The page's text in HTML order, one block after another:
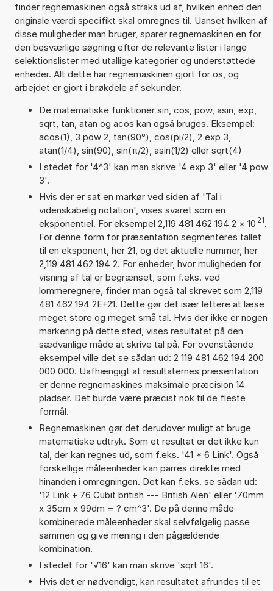
finder regnemaskinen også straks ud af, hvilken enhed den
originale værdi specifikt skal omregnes til. Uanset hvilken af
disse muligheder man bruger, sparer regnemaskinen en for
den besværlige søgning efter de relevante lister i lange
selektionslister med utallige kategorier og understøttede
enheder. Alt dette har regnemaskinen gjort for os, og
arbejdet er gjort i brøkdele af sekunder.
De matematiske funktioner sin, cos, pow, asin, exp,
sqrt, tan, atan og acos kan også bruges. Eksempel:
acos(1), 3 pow 2, tan(90°), cos(pi/2), 2 exp 3,
atan(1/4), sin(90), sin(π/2), asin(1/2) eller sqrt(4)
I stedet for '4^3' kan man skrive '4 exp 3' eller '4 pow
3'.
Hvis der er sat en markør ved siden af 'Tal i
videnskabelig notation', vises svaret som en
eksponentiel. For eksempel 2,119 481 462 194 2 × 10 21.
For denne form for præsentation segmenteres tallet
til en eksponent, her 21, og det aktuelle nummer, her
2,119 481 462 194 2. For enheder, hvor muligheden for
visning af tal er begrænset, som f.eks. ved
lommeregnere, finder man også tal skrevet som 2,119
481 462 194 2E+21. Dette gør det især lettere at læse
meget store og meget små tal. Hvis der ikke er nogen
markering på dette sted, vises resultatet på den
sædvanlige måde at skrive tal på. For ovenstående
eksempel ville det se sådan ud: 2 119 481 462 194 200
000 000. Uafhængigt at resultaternes præsentation
er denne regnemaskines maksimale præcision 14
pladser. Det burde være præcist nok til de fleste
formål.
Regnemaskinen gør det derudover muligt at bruge
matematiske udtryk. Som et resultat er det ikke kun
tal, der kan regnes ud, som f.eks. '41 * 6 Link'. Også
forskellige måleenheder kan parres direkte med
hinanden i omregningen. Det kan f.eks. se sådan ud:
'12 Link + 76 Cubit british --- British Alen' eller '70mm
x 35cm x 99dm = ? cm^3'. De på denne måde
kombinerede måleenheder skal selvfølgelig passe
sammen og give mening i den pågældende
kombination.
I stedet for '√16' kan man skrive 'sqrt 16'.
Hvis det er nødvendigt, kan resultatet afrundes til et